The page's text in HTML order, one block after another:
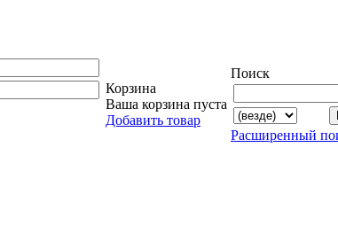
Корзина
Ваша корзина пуста
Добавить товар
Поиск
Расширенный